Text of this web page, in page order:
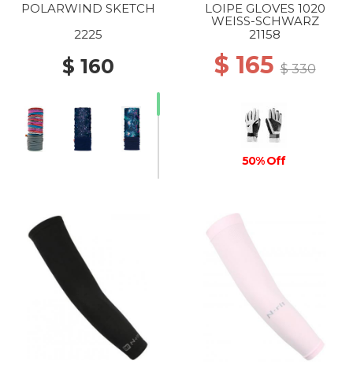
POLARWIND SKETCH
2225
$ 160
20% Off
LOIPE GLOVES 1020
WEISS-SCHWARZ
21158
$ 165$ 330
50% Off